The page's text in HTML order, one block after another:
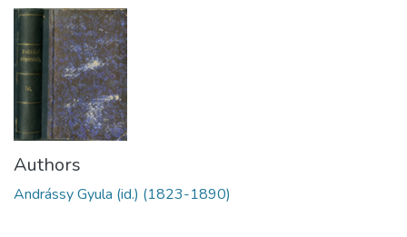
Authors
Andrássy Gyula (id.) (1823-1890)